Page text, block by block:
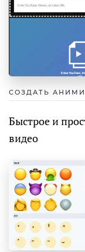
СОЗДАТЬ
Быстрое и
видео